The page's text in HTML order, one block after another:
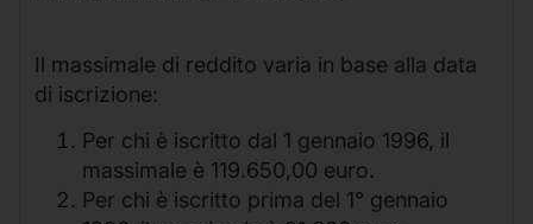
Il massimale di reddito varia in base alla data
di iscrizione:
Per chi è iscritto dal 1 gennaio 1996, il
massimale è 119.650,00 euro.
Per chi è iscritto prima del 1° gennaio